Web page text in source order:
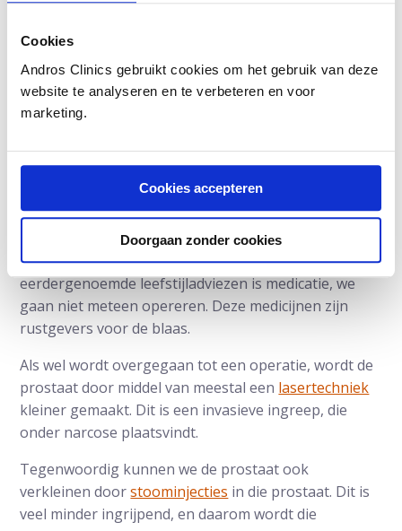
Cookies
Andros Clinics gebruikt cookies om het gebruik van deze
website te analyseren en te verbeteren en voor
marketing.
Cookies accepteren
Doorgaan zonder cookies
laten staan. Die prikkelen ook de blaas.
Het is ook heel belangrijk om regelmatig te plassen.
Als jij twee uur bij iemand op bezoek bent geweest,
moet je daar dus even plassen voordat je de auto in
ophouden.’
Kan incontinentie bij mannen ook
operatief verholpen worden?
Dr. Paul Kil: ‘Een logische vervolgstap na
eerdergenoemde leefstijladviezen is medicatie, we
gaan niet meteen opereren. Deze medicijnen zijn
rustgevers voor de blaas.
Als wel wordt overgegaan tot een operatie, wordt de
prostaat door middel van meestal een lasertechniek
kleiner gemaakt. Dit is een invasieve ingreep, die
onder narcose plaatsvindt.
Tegenwoordig kunnen we de prostaat ook
verkleinen doorstoominjecties in die prostaat. Dit is
veel minder ingrijpend, en daarom wordt die